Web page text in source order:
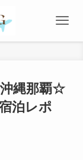
沖縄那覇☆
泊レポ